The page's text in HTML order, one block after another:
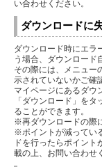
い合わせください。
ダウンロードに
ダウンロード時にエラ
う場合、ダウンロード
その際には、メニュー
示されていないかご確
マイページにあるダウ
「ダウンロード」を
ることができます。
※再ダウンロードの際
※ポイントが減ってい
ドを行ったらポイン
載の上、お問い合わせ